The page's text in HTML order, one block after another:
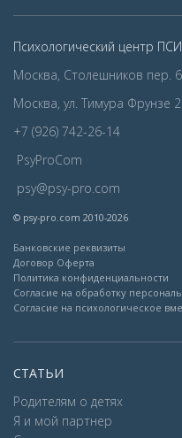
Психологический центр
Москва, Столешников пер.
Москва, ул. Тимура Фрунзе
+7 (926) 742-26-14
PsyProCom
psy@psy-pro.com
© psy-pro.com 2010-2026
Банковские реквизиты
Договор Оферта
Политика конфиденциальности
Согласие на обработку
Согласие на психологическое
СТАТЬИ
Родителям о детях
Я и мой партнер